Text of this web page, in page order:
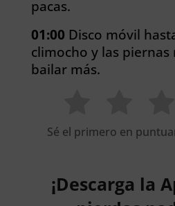
pacas.
01:00 Disco móvil
climocho y las piernas
bailar más.
Sé el primero en
¡Descarga la